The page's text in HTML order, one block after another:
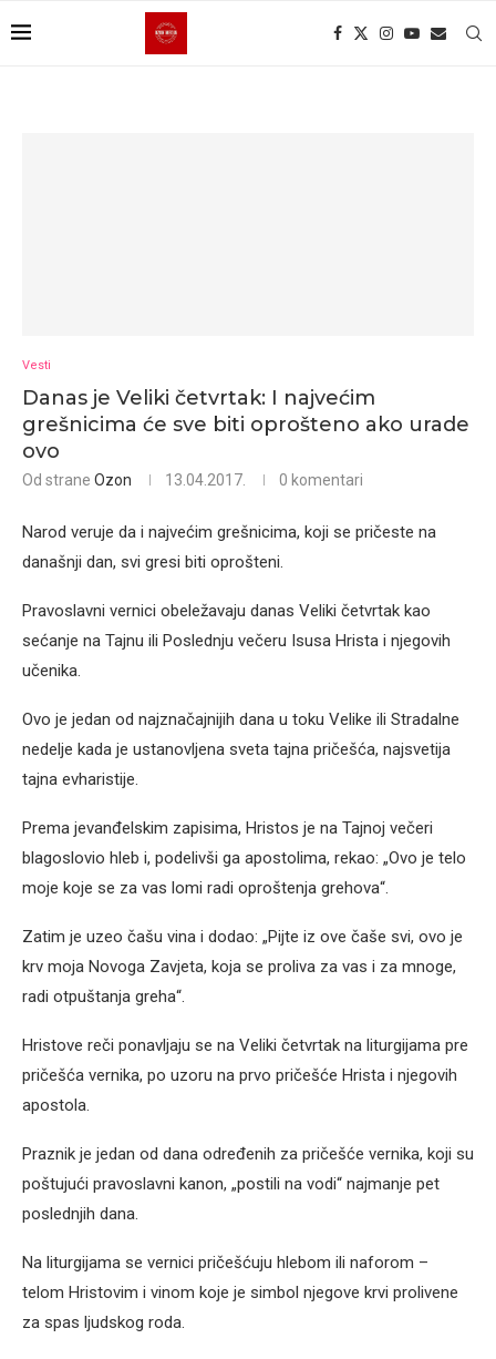
Vesti
Danas je Veliki četvrtak: I najvećim
grešnicima će sve biti oprošteno ako urade
ovo
Od strane Ozon 13.04.2017. 0 komentari
Narod veruje da i najvećim grešnicima, koji se pričeste na
današnji dan, svi gresi biti oprošteni.
Pravoslavni vernici obeležavaju danas Veliki četvrtak kao
sećanje na Tajnu ili Poslednju večeru Isusa Hrista i njegovih
učenika.
Ovo je jedan od najznačajnijih dana u toku Velike ili Stradalne
nedelje kada je ustanovljena sveta tajna pričešća, najsvetija
tajna evharistije.
Prema jevanđelskim zapisima, Hristos je na Tajnoj večeri
blagoslovio hleb i, podelivši ga apostolima, rekao: „Ovo je telo
moje koje se za vas lomi radi oproštenja grehova“.
Zatim je uzeo čašu vina i dodao: „Pijte iz ove čaše svi, ovo je
krv moja Novoga Zavjeta, koja se proliva za vas i za mnoge,
radi otpuštanja greha“.
Hristove reči ponavljaju se na Veliki četvrtak na liturgijama pre
pričešća vernika, po uzoru na prvo pričešće Hrista i njegovih
apostola.
Praznik je jedan od dana određenih za pričešće vernika, koji su
poštujući pravoslavni kanon, „postili na vodi“ najmanje pet
poslednjih dana.
Na liturgijama se vernici pričešćuju hlebom ili naforom –
telom Hristovim i vinom koje je simbol njegove krvi prolivene
za spas ljudskog roda.